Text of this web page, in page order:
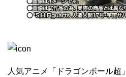
人気アニメ「ドラゴンボール超